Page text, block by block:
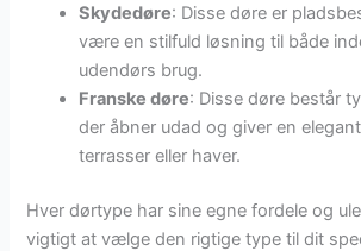
Skydedøre: Disse døre er
være en stilfuld løsning til både
udendørs brug.
Franske døre: Disse døre består
der åbner udad og giver en
terrasser eller haver.
Hver dørtype har sine egne fordele og
vigtigt at vælge den rigtige type til dit